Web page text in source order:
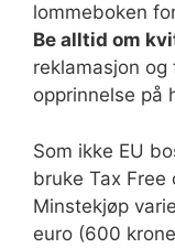
lommeboken
Be alltid om
reklamasjon
opprinnelse på
Som ikke EU
bruke Tax Free
Minstekjøp
euro (600